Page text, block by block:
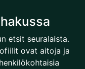
etsit seuralaista.
ovat aitoja ja